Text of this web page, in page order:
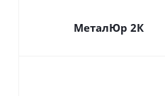
МеталЮр 2К